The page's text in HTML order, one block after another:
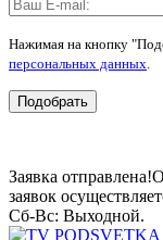
Нажимая на кнопку
персональных данных
Подобрать
Заявка отправлена!
заявок
Сб-Вс: Выходной.